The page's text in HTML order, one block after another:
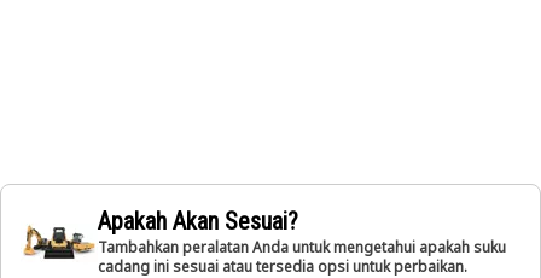
Apakah Akan Sesuai?
Tambahkan peralatan Anda untuk mengetahui apakah suku
cadang ini sesuai atau tersedia opsi untuk perbaikan.